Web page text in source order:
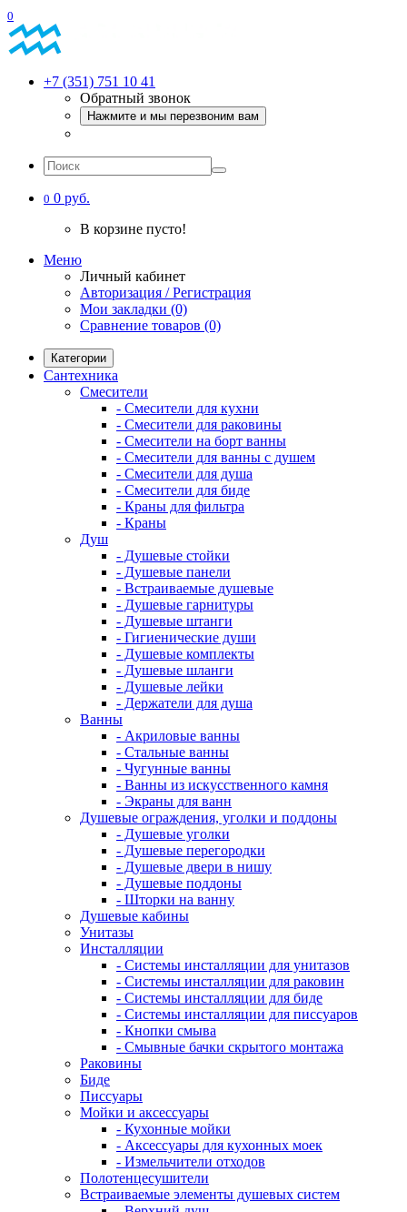
0
+7 (351) 751 10 41
Обратный звонок
Нажмите и мы перезвоним вам
0 0 руб.
В корзине пусто!
Меню
Личный кабинет
Авторизация / Регистрация
Мои закладки (0)
Сравнение товаров (0)
Категории
Сантехника
Смесители
- Смесители для кухни
- Смесители для раковины
- Смесители на борт ванны
- Смесители для ванны с душем
- Смесители для душа
- Смесители для биде
- Краны для фильтра
- Краны
Душ
- Душевые стойки
- Душевые панели
- Встраиваемые душевые
- Душевые гарнитуры
- Душевые штанги
- Гигиенические души
- Душевые комплекты
- Душевые шланги
- Душевые лейки
- Держатели для душа
Ванны
- Акриловые ванны
- Стальные ванны
- Чугунные ванны
- Ванны из искусственного камня
- Экраны для ванн
Душевые ограждения, уголки и поддоны
- Душевые уголки
- Душевые перегородки
- Душевые двери в нишу
- Душевые поддоны
- Шторки на ванну
Душевые кабины
Унитазы
Инсталляции
- Системы инсталляции для унитазов
- Системы инсталляции для раковин
- Системы инсталляции для биде
- Системы инсталляции для писсуаров
- Кнопки смыва
- Смывные бачки скрытого монтажа
Раковины
Биде
Писсуары
Мойки и аксессуары
- Кухонные мойки
- Аксессуары для кухонных моек
- Измельчители отходов
Полотенцесушители
Встраиваемые элементы душевых систем